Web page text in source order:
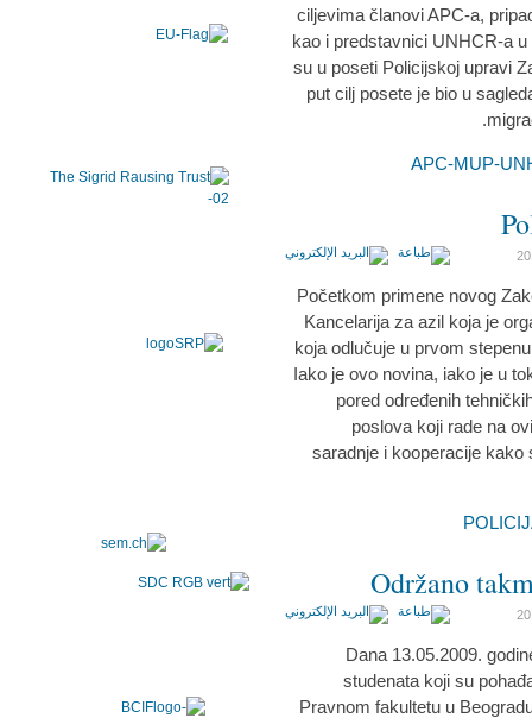
ciljevima članovi APC-a,
kao i predstavnici UNHCR-a
su u poseti Policijskoj upravi
put cilj posete je bio u
Početkom primene novog
Kancelarija za azil koja je
koja odlučuje u prvom
Iako je ovo novina, iako je u
pored određenih
poslova koji rade na
saradnje i kooperacije
Održano
Dana 13.05.2009.
studenata koji su
Pravnom fakultetu u